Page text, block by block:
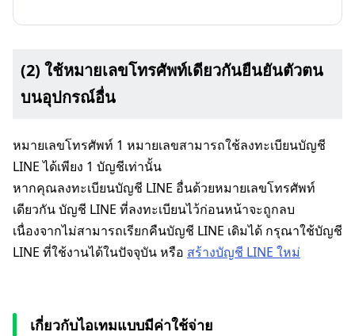
(2) ใช้หมายเลขโทรศัพท์เดียวกันยืนยันตัวตน
บนอุปกรณ์อื่น
หมายเลขโทรศัพท์ 1 หมายเลขสามารถใช้ลงทะเบียนบัญชี
LINE ได้เพียง 1 บัญชีเท่านั้น
หากคุณลงทะเบียนบัญชี LINE อื่นด้วยหมายเลขโทรศัพท์
เดียวกัน บัญชี LINE ที่ลงทะเบียนไว้ก่อนหน้าจะถูกลบ
เนื่องจากไม่สามารถเรียกคืนบัญชี LINE เดิมได้ กรุณาใช้บัญชี
LINE ที่ใช้งานได้ในปัจจุบัน หรือ สร้างบัญชี LINE ใหม่
เกี่ยวกับไอเทมแบบมีค่าใช้จ่าย